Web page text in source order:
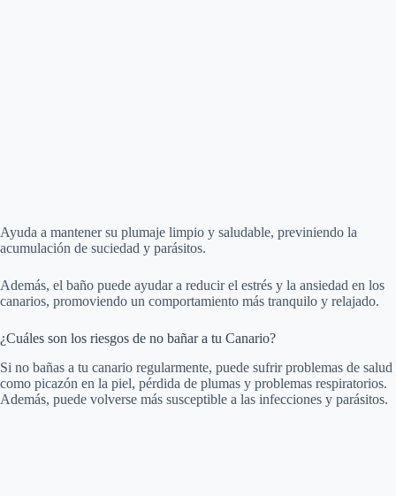
Ayuda a mantener su plumaje limpio y saludable, previniendo la
acumulación de suciedad y parásitos.
Además, el baño puede ayudar a reducir el estrés y la ansiedad en los
canarios, promoviendo un comportamiento más tranquilo y relajado.
¿Cuáles son los riesgos de no bañar a tu Canario?
Si no bañas a tu canario regularmente, puede sufrir problemas de salud
como picazón en la piel, pérdida de plumas y problemas respiratorios.
Además, puede volverse más susceptible a las infecciones y parásitos.